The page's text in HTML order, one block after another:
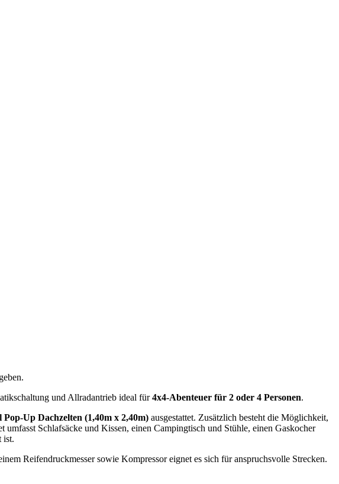
und Allradantrieb ideal für4x4-Abenteuer für 2 oder 4 Personen.
Pop-Up Dachzelten (1,40m x 2,40m) ausgestattet. Zusätzlich besteht die Möglichkeit,
Schlafsäcke und Kissen, einen Campingtisch und Stühle, einen Gaskocher
ist.
Reifendruckmesser sowie Kompressor eignet es sich für anspruchsvolle Strecken.